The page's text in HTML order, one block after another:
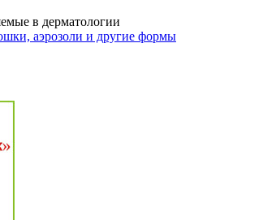
в дерматологии
аэрозоли и другие формы